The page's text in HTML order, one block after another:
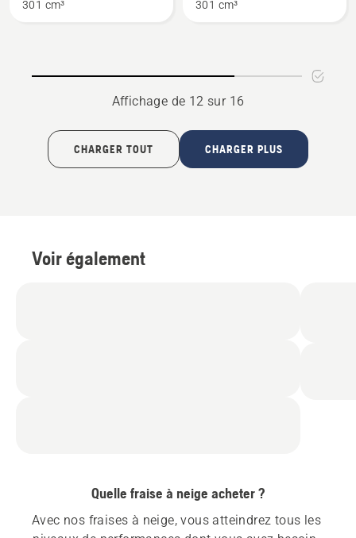
ST 424
301 cm³ ST 424T
301 cm³
Affichage de 12 sur 16
CHARGER TOUT CHARGER PLUS
Voir également
Quelle fraise à neige acheter ?
Avec nos fraises à neige, vous atteindrez tous les